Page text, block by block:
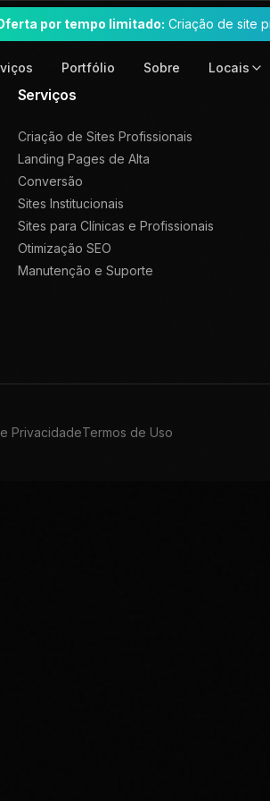
por tempo limitado: Criação de site
Portfólio Sobre Locais
Serviços
Criação de Sites Profissionais
Landing Pages de Alta
Conversão
Sites Institucionais
Sites para Clínicas e Profissionais
Otimização SEO
Manutenção e Suporte
PrivacidadeTermos de Uso